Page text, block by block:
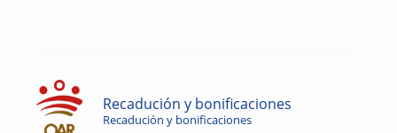
Recadución y bonificaciones
Recadución y bonificaciones